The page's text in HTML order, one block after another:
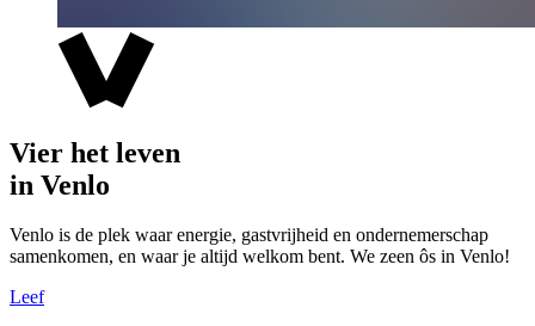
Vier het leven
in Venlo
Venlo is de plek waar energie, gastvrijheid en ondernemerschap
samenkomen, en waar je altijd welkom bent. We zeen ôs in Venlo!
Leef